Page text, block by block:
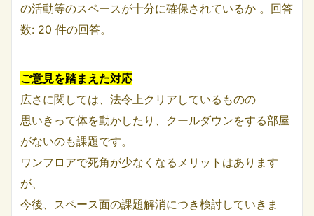
ご意見を踏まえた対応
広さに関しては、法令上クリアしているものの
思いきって体を動かしたり、クールダウンをする部屋
がないのも課題です。
ワンフロアで死角が少なくなるメリットはあります
が、
今後、スペース面の課題解消につき検討していきま